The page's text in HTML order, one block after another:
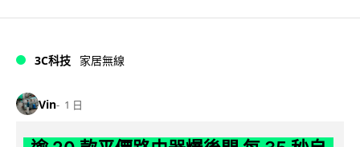
3C科技 家居無線
Vin 1 日